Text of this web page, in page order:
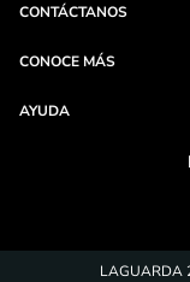
CONTÁCTANOS
CONOCE MÁS
AYUDA
LAGUARDA